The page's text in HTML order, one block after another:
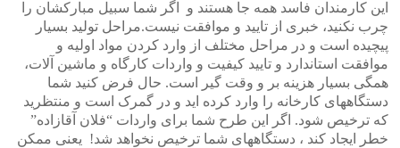
این کارمندان فاسد همه جا هستند و اگر شما سبیل مبارکشان را
چرب نکنید، خبری از تایید و موافقت نیست.مراحل تولید بسیار
پیچیده است و در مراحل مختلف از وارد کردن مواد اولیه و
موافقت استاندارد و تایید کیفیت و واردات کارگاه و ماشین آلات،
همگی بسیار هزینه بر و وقت گیر است. حال فرض کنید شما
دستگاههای کارخانه را وارد کرده اید و در گمرک است و منتظرید
که ترخیص شود. اگر این طرح شما برای واردات “فلان آقازاده”
خطر ایجاد کند ، دستگاههای شما ترخیص نخواهد شد! یعنی ممکن